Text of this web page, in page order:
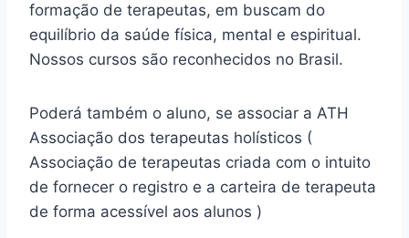
formação de terapeutas, em buscam do
equilíbrio da saúde física, mental e espiritual.
Nossos cursos são reconhecidos no Brasil.
Poderá também o aluno, se associar a ATH
Associação dos terapeutas holísticos (
Associação de terapeutas criada com o intuito
de fornecer o registro e a carteira de terapeuta
de forma acessível aos alunos )